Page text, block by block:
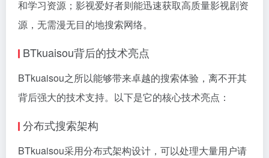
和学习资源；影视爱好者则能迅速获取高质量影视剧资
源，无需漫无目的地搜索网络。
BTkuaisou背后的技术亮点
BTkuaisou之所以能够带来卓越的搜索体验，离不开其
背后强大的技术支持。以下是它的核心技术亮点：
分布式搜索架构
BTkuaisou采用分布式架构设计，可以处理大量用户请